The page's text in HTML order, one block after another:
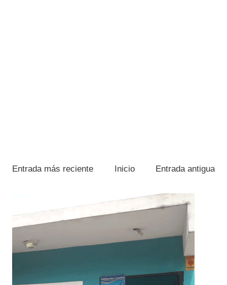
Entrada más reciente Entrada antigua
Inicio